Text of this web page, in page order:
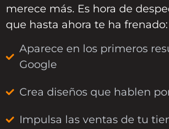
merece más. Es hora de
que hasta ahora te ha frenado:
Aparece en los primeros
Google
Crea diseños que hablen
Impulsa las ventas de tu